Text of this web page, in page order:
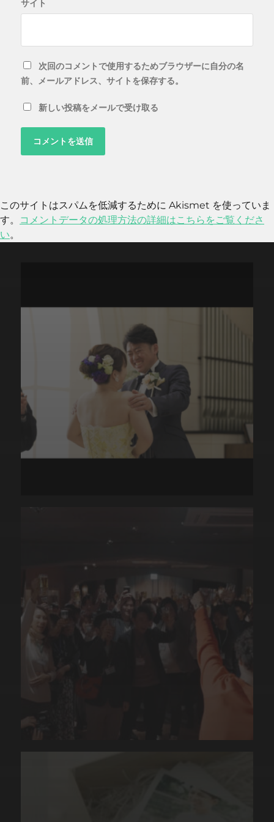
サイト
次回のコメントで使用するためブラウザーに自分の名
前、メールアドレス、サイトを保存する。
新しい投稿をメールで受け取る
このサイトはスパムを低減するために Akismet を使っていま
す。
コメントデータの処理方法の詳細はこちらをご覧くださ
い。